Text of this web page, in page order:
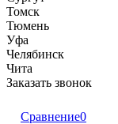
Томск
Тюмень
Уфа
Челябинск
Чита
Заказать звонок
Сравнение0